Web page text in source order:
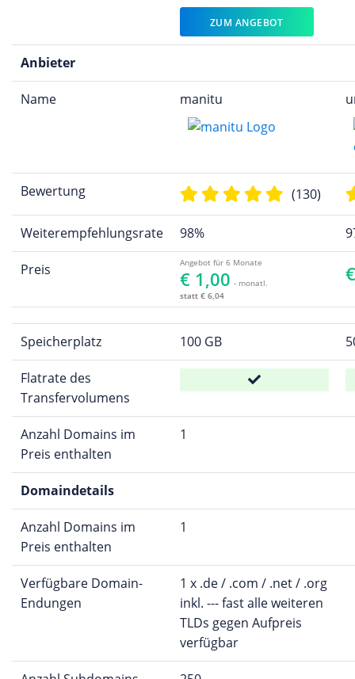
ZUM ANGEBOT
Anbieter
Name manitu
Bewertung (130)
Weiterempfehlungsrate 98%
Preis Angebot für 6 Monate
€ 1,00 - monatl.
statt € 6,04
Speicherplatz 100 GB
Flatrate des
Transfervolumens
Anzahl Domains im
Preis enthalten
1
Domaindetails
Anzahl Domains im
Preis enthalten
1
Verfügbare Domain-
Endungen
1 x .de / .com / .net / .org
inkl. --- fast alle weiteren
TLDs gegen Aufpreis
verfügbar